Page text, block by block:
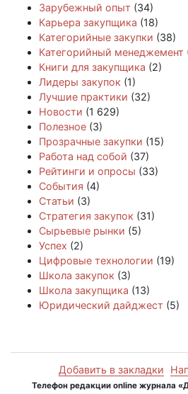
Зарубежный опыт (34)
Карьера закупщика (18)
Категорийные закупки (38)
Категорийный менеджемент
Книги для закупщика (2)
Лидеры закупок (1)
Лучшие практики (32)
Новости (1 629)
Полезное (3)
Прозрачные закупки (15)
Работа над собой (37)
Рейтинги и опросы (33)
События (4)
Статьи (3)
Стратегия закупок (31)
Сырьевые рынки (5)
Успех (2)
Цифровые технологии (19)
Школа закупок (3)
Школа закупщика (13)
Юридический дайджест (5)
Добавить в закладки
Телефон редакции online журнала